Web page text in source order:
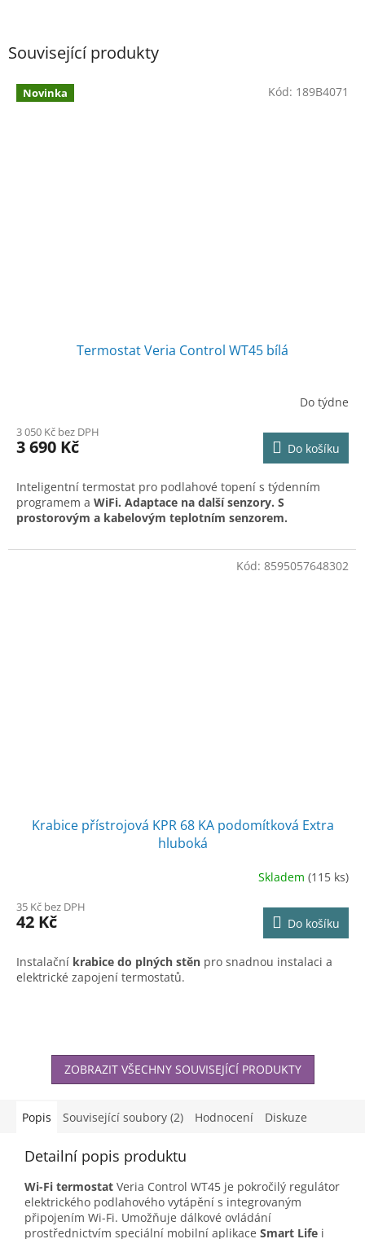
Související produkty
Novinka
Termostat Veria Control WT45 bílá
Do týdne
3 050 Kč bez DPH
3 690 Kč Do košíku
Inteligentní termostat pro podlahové topení s týdenním
programem a WiFi. Adaptace na další senzory. S
prostorovým a kabelovým teplotním senzorem.
Kód: 189B4071
Krabice přístrojová KPR 68 KA podomítková Extra
hluboká
produktu
je
z
5
hvězdiček.
Skladem(115 ks)
35 Kč bez DPH
42 Kč Do košíku
Instalační krabice do plných stěn pro snadnou instalaci a
elektrické zapojení termostatů.
Kód: 8595057648302
ZOBRAZIT VŠECHNY SOUVISEJÍCÍ PRODUKTY
Popis Související soubory (2) Hodnocení Diskuze
Detailní popis produktu
Wi-Fi termostat Veria Control WT45 je pokročilý regulátor
elektrického podlahového vytápění s integrovaným
připojením Wi-Fi. Umožňuje dálkové ovládání
prostřednictvím speciální mobilní aplikace Smart Life i